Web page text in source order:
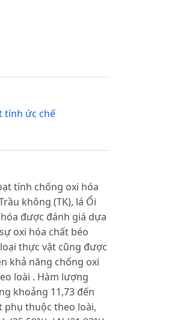
tính ức chế
tính chống oxi hóa
không (TK), lá Ổi
hóa được đánh giá dựa
oxi hóa chất béo
thực vật cũng được
khả năng chống oxi
loài . Hàm lượng
khoảng 11,73 đến
phụ thuộc theo loài,